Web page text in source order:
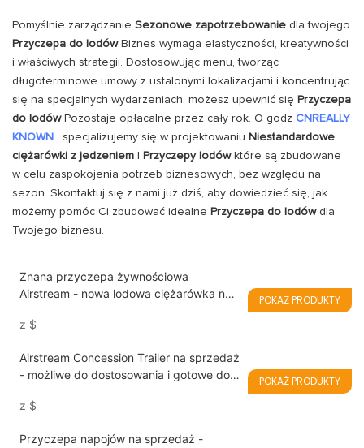
Pomyślnie zarządzanie Sezonowe zapotrzebowanie dla twojego
Przyczepa do lodów Biznes wymaga elastyczności, kreatywności
i właściwych strategii. Dostosowując menu, tworząc
długoterminowe umowy z ustalonymi lokalizacjami i koncentrując
się na specjalnych wydarzeniach, możesz upewnić się Przyczepa
do lodów Pozostaje opłacalne przez cały rok. O godz CNREALLY
KNOWN , specjalizujemy się w projektowaniu Niestandardowe
ciężarówki z jedzeniem
Przyczepy lodów które są zbudowane
w celu zaspokojenia potrzeb biznesowych, bez względu na
sezon. Skontaktuj się z nami już dziś, aby dowiedzieć się, jak
możemy pomóc Ci zbudować idealne Przyczepa do lodów dla
Twojego biznesu.
Znana przyczepa żywnościowa
Airstream - nowa lodowa ciężarówka na
z $
POKAŻ PRODUKTY
Airstream Concession Trailer na sprzedaż
- możliwe do dostosowania i gotowe do
z $
POKAŻ PRODUKTY
Przyczepa napojów na sprzedaż -